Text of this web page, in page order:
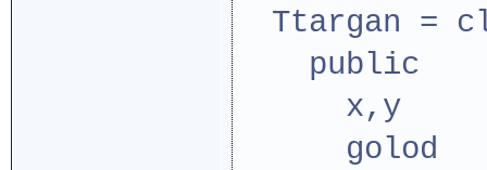
Ttargan =
public
x,y :
golod :